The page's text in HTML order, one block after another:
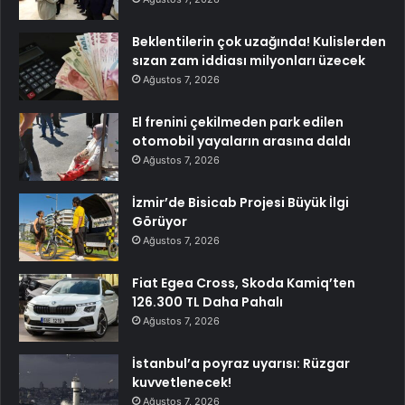
Beklentilerin çok uzağında! Kulislerden
sızan zam iddiası milyonları üzecek
Ağustos 7, 2026
El frenini çekilmeden park edilen
otomobil yayaların arasına daldı
Ağustos 7, 2026
İzmir’de Bisicab Projesi Büyük İlgi
Görüyor
Ağustos 7, 2026
Fiat Egea Cross, Skoda Kamiq’ten
126.300 TL Daha Pahalı
Ağustos 7, 2026
İstanbul’a poyraz uyarısı: Rüzgar
kuvvetlenecek!
Ağustos 7, 2026